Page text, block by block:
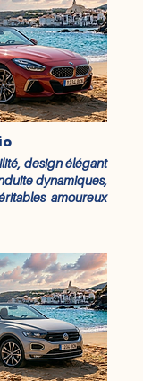
design élégant
dynamiques,
amoureux